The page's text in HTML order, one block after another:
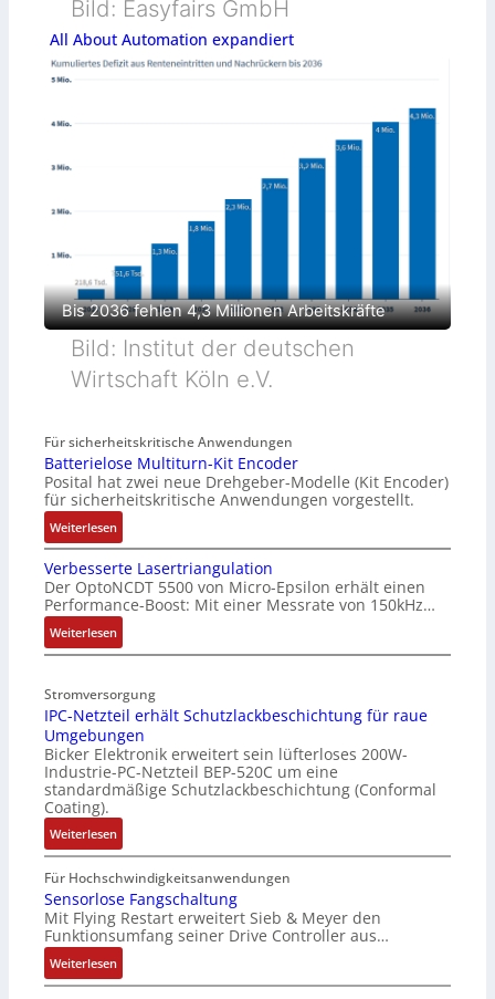
Bild: Easyfairs GmbH
All About Automation expandiert
Bis 2036 fehlen 4,3 Millionen Arbeitskräfte
Bild: Institut der deutschen
Wirtschaft Köln e.V.
Für sicherheitskritische Anwendungen
Batterielose Multiturn-Kit Encoder
Posital hat zwei neue Drehgeber-Modelle (Kit Encoder)
für sicherheitskritische Anwendungen vorgestellt.
Weiterlesen:
B
a
t
t
e
r
e
l
o
s
e
M
u
l
t
i
t
u
r
n
-
Verbesserte Lasertriangulation
Der OptoNCDT 5500 von Micro-Epsilon erhält einen
Performance-Boost: Mit einer Messrate von 150kHz…
Weiterlesen:
V
r
b
e
s
s
e
r
t
e
L
a
e
r
t
Stromversorgung
IPC-Netzteil erhält Schutzlackbeschichtung für raue
Umgebungen
Bicker Elektronik erweitert sein lüfterloses 200W-
Industrie-PC-Netzteil BEP-520C um eine
standardmäßige Schutzlackbeschichtung (Conformal
Coating).
Weiterlesen:
I
P
C
N
t
Für Hochschwindigkeitsanwendungen
Sensorlose Fangschaltung
Mit Flying Restart erweitert Sieb & Meyer den
Funktionsumfang seiner Drive Controller aus…
Weiterlesen:
S